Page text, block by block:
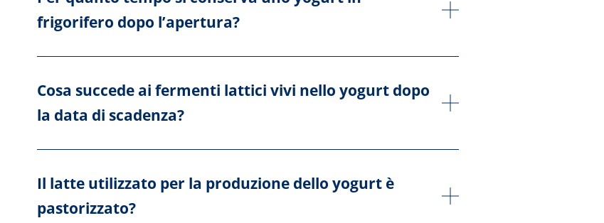
frigorifero dopo l’apertura?
Cosa succede ai fermenti lattici vivi nello yogurt dopo
la data di scadenza?
Il latte utilizzato per la produzione dello yogurt è
pastorizzato?